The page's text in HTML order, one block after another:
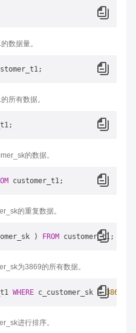
数据量。
所有数据。
的数据。
的重复数据。
) FROM
为3869的所有数据。
WHERE c_customer_sk = 3869
进行排序。